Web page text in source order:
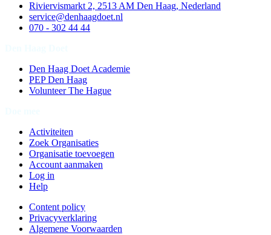
Riviervismarkt 2, 2513 AM Den Haag, Nederland
service@denhaagdoet.nl
070 - 302 44 44
Den Haag Doet Academie
PEP Den Haag
Volunteer The Hague
Activiteiten
Zoek Organisaties
Organisatie toevoegen
Account aanmaken
Log in
Help
Content policy
Privacyverklaring
Algemene Voorwaarden